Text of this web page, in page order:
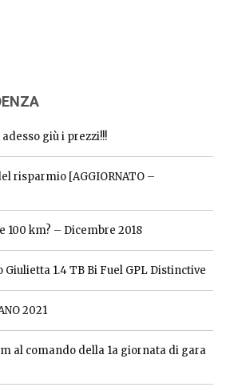
giù i prezzi!!!
risparmio [AGGIORNATO –
100 km? – Dicembre 2018
Giulietta 1.4 TB Bi Fuel GPL Distinctive
2021
al comando della 1a giornata di gara